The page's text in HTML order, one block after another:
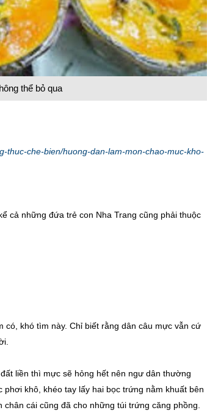
thể bỏ qua
thuc-che-bien/huong-dan-lam-mon-chao-muc-kho-
cả những đứa trẻ con Nha Trang cũng phải thuộc
khó tìm này. Chỉ biết rằng dân câu mực vẫn cứ
liền thì mực sẽ hỏng hết nên ngư dân thường
khô, khéo tay lấy hai bọc trứng nằm khuất bên
cái cũng đã cho những túi trứng căng phồng.